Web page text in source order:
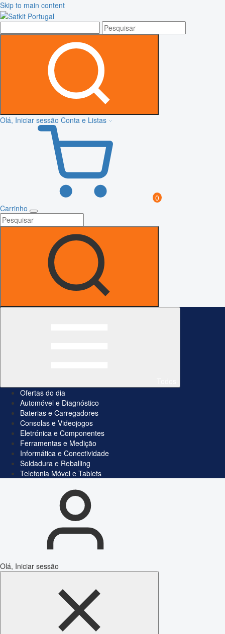
Skip to main content
Olá, Iniciar sessão Conta e Listas
0
Carrinho
Ofertas do dia
Automóvel e Diagnóstico
Baterias e Carregadores
Consolas e Videojogos
Eletrónica e Componentes
Ferramentas e Medição
Informática e Conectividade
Soldadura e Reballing
Telefonia Móvel e Tablets
Olá, Iniciar sessão